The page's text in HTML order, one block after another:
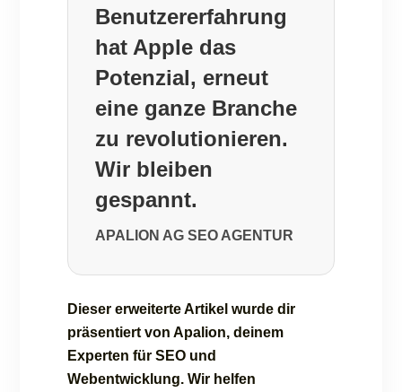
Benutzererfahrung
hat Apple das
Potenzial, erneut
eine ganze Branche
zu revolutionieren.
Wir bleiben
gespannt.
APALION AG SEO AGENTUR
Dieser erweiterte Artikel wurde dir
präsentiert von Apalion, deinem
Experten für SEO und
Webentwicklung. Wir helfen